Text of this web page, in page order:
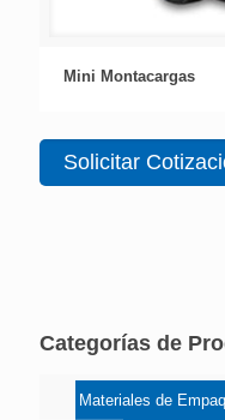
Mini Montacargas
Solicitar
Categorías de
Materiales de